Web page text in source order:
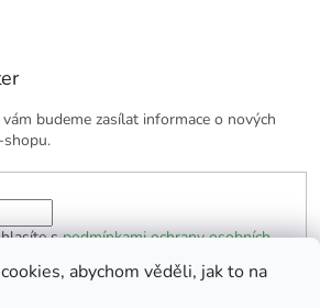
abychom věděli, jak to na
budeme zasílat informace o nových
shopu.
spodmínkami ochrany osobních